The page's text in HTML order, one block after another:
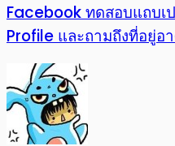
Facebook ทดสอบแถบเ
Profile และถามถึงที่อยู่อ